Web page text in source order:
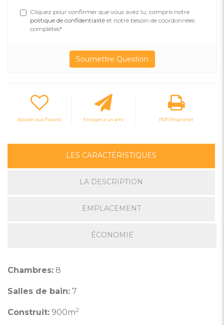
Cliquez pour confirmer que vous avez lu, compris notre
politique de confidentialité et notre besoin de coordonnées
complètes*
Ajouter aux Favoris Envoyer à un ami PDF/Imprimer
LES CARACTÉRISTIQUES
LA DESCRIPTION
EMPLACEMENT
ÉCONOMIE
Chambres: 8
Salles de bain: 7
Construit: 900m2